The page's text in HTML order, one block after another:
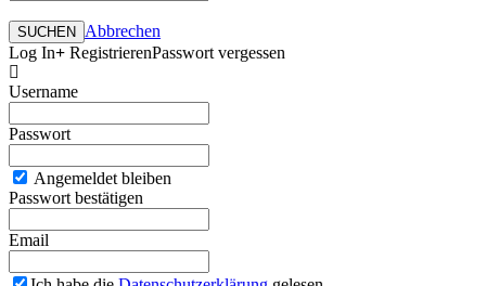
SUCHEN Abbrechen
Log In
RegistrierenPasswort vergessen
Username
Passwort
Angemeldet bleiben
Passwort bestätigen
Email